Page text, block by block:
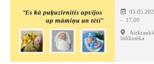
- 17:00
bibliotēka